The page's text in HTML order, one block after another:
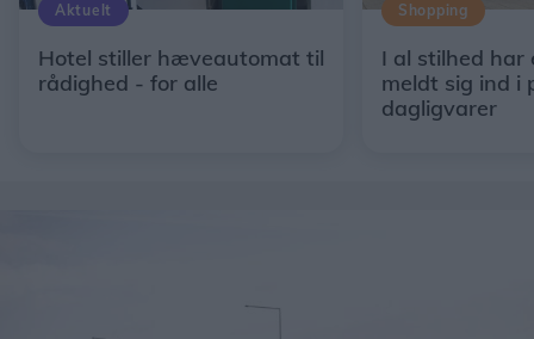
Aktuelt
Hotel stiller hæveautomat til
rådighed - for alle
Shopping
I al stilhed har
meldt sig ind i
dagligvarer